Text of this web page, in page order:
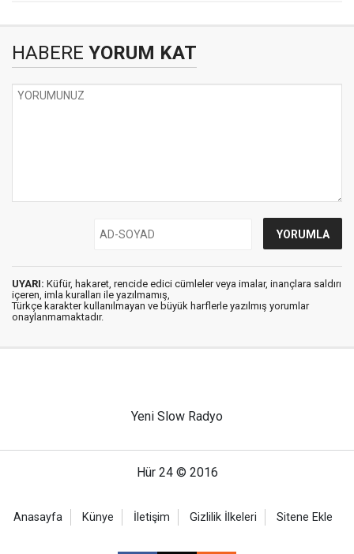
HABERE YORUM KAT
UYARI: Küfür, hakaret, rencide edici cümleler veya imalar, inançlara saldırı
içeren, imla kuralları ile yazılmamış,
Türkçe karakter kullanılmayan ve büyük harflerle yazılmış yorumlar
onaylanmamaktadır.
Yeni Slow Radyo
Hür 24 © 2016
Anasayfa Künye İletişim Gizlilik İlkeleri Sitene Ekle